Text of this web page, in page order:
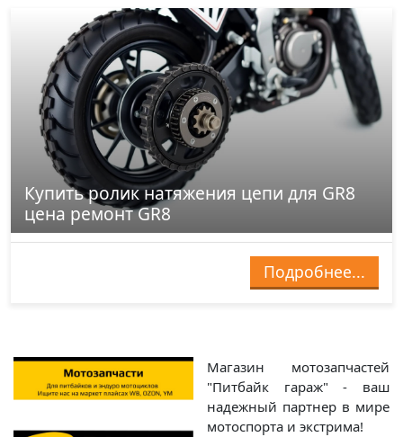
Купить ролик натяжения цепи для GR8
цена ремонт GR8
Подробнее...
Магазин мотозапчастей
"Питбайк гараж" - ваш
надежный партнер в мире
мотоспорта и экстрима!